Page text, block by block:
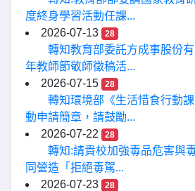
度終身學習活動任課...
2026-07-13
28
轉知教育部委託方成事股份
年教師節敬師徵稿活...
2026-07-15
28
轉知環境部《生活惜食行動
動申請簡章，請鼓勵...
2026-07-22
28
轉知:請貴校加強毒品危害與
同營造「拒絕毒駕...
2026-07-23
28